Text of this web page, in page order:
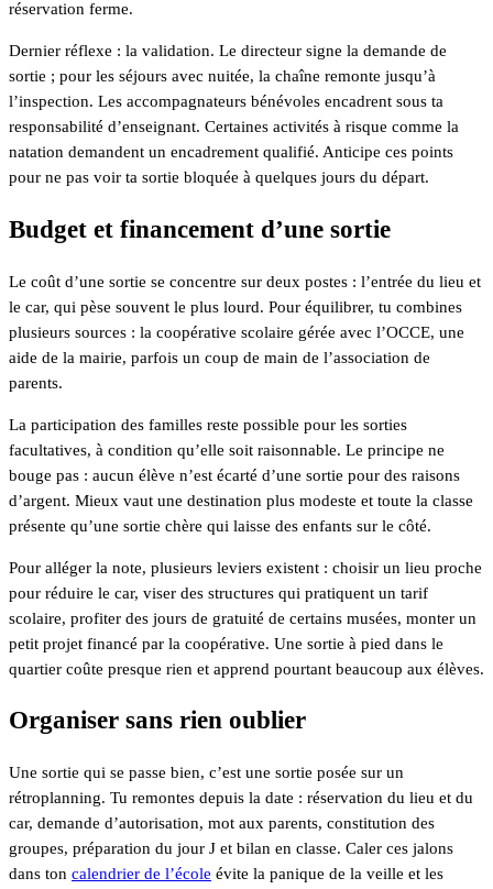
réservation ferme.
Dernier réflexe : la validation. Le directeur signe la demande de
sortie ; pour les séjours avec nuitée, la chaîne remonte jusqu’à
l’inspection. Les accompagnateurs bénévoles encadrent sous ta
responsabilité d’enseignant. Certaines activités à risque comme la
natation demandent un encadrement qualifié. Anticipe ces points
pour ne pas voir ta sortie bloquée à quelques jours du départ.
Budget et financement d’une sortie
Le coût d’une sortie se concentre sur deux postes : l’entrée du lieu et
le car, qui pèse souvent le plus lourd. Pour équilibrer, tu combines
plusieurs sources : la coopérative scolaire gérée avec l’OCCE, une
aide de la mairie, parfois un coup de main de l’association de
parents.
La participation des familles reste possible pour les sorties
facultatives, à condition qu’elle soit raisonnable. Le principe ne
bouge pas : aucun élève n’est écarté d’une sortie pour des raisons
d’argent. Mieux vaut une destination plus modeste et toute la classe
présente qu’une sortie chère qui laisse des enfants sur le côté.
Pour alléger la note, plusieurs leviers existent : choisir un lieu proche
pour réduire le car, viser des structures qui pratiquent un tarif
scolaire, profiter des jours de gratuité de certains musées, monter un
petit projet financé par la coopérative. Une sortie à pied dans le
quartier coûte presque rien et apprend pourtant beaucoup aux élèves.
Organiser sans rien oublier
Une sortie qui se passe bien, c’est une sortie posée sur un
rétroplanning. Tu remontes depuis la date : réservation du lieu et du
car, demande d’autorisation, mot aux parents, constitution des
groupes, préparation du jour J et bilan en classe. Caler ces jalons
dans ton calendrier de l’école évite la panique de la veille et les